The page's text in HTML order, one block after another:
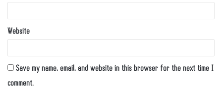
Website
Save my name, email, and website in this browser for the next time I
comment.